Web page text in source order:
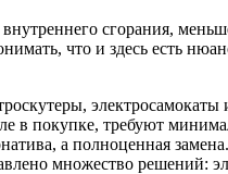
внутреннего сгорания,
что и здесь есть
в покупке, требуют
а полноценная
множество решений: